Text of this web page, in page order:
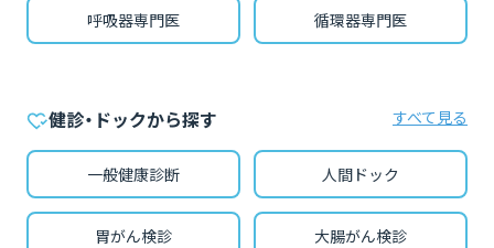
呼吸器専門医 循環器専門医
健診・ドックから探す すべて見る
一般健康診断 人間ドック
胃がん検診 大腸がん検診